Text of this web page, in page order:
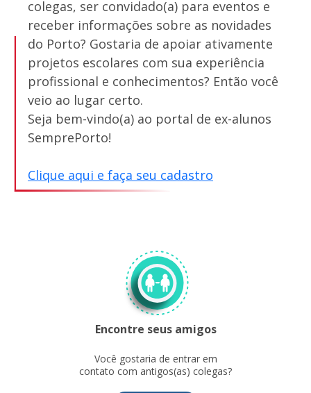
colegas, ser convidado(a) para eventos e
receber informações sobre as novidades
do Porto? Gostaria de apoiar ativamente
projetos escolares com sua experiência
profissional e conhecimentos? Então você
veio ao lugar certo.
Seja bem-vindo(a) ao portal de ex-alunos
SemprePorto!
Clique aqui e faça seu cadastro
Encontre seus amigos
Você gostaria de entrar em
contato com antigos(as) colegas?